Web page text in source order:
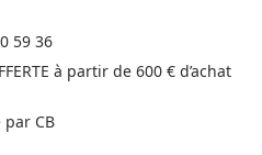
59 36
à partir de 600 € d’achat
par CB